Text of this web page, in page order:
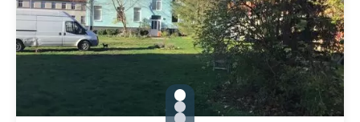
gallery.slide_selector
Zu Slide 1 wechseln